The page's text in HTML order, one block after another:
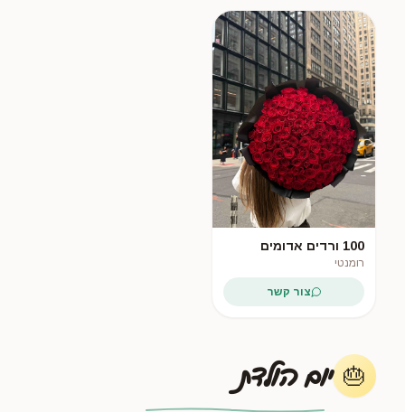
100 ורדים אדומים
רומנטי
צור קשר
🎂 יום הולדת